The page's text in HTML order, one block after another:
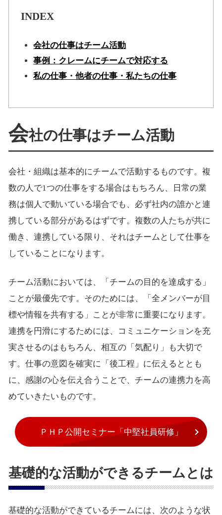
INDEX
会社の仕事はチーム活動
事例：クレームにチームで対応する
私の仕事・他者の仕事・私たちの仕事
会社の仕事はチーム活動
会社・組織は基本的にチームで活動するものです。複
数の人で1つの仕事をする場合はもちろん、日常の業
務は個人で動いている場合でも、必ず社内の誰かと連
携している部分があるはずです。複数の人たちが共に
働き、連携している限り、それはチームとして仕事を
していることになります。
チーム活動においては、「チームの目的を達成する」
ことが最優先です。そのためには、「全メンバーが目
標や情報を共有する」ことが非常に重要になります。
連携を円滑にするためには、コミュニケーションを充
実させるのはもちろん、相互の「気配り」も大切で
す。仕事の意図を確実に「後工程」に伝えるととも
に、感謝の心を伝え合うことで、チームの連携力を高
めていきたいものです。
ＰＨＰ公開セミナー「中堅社員研修」
基礎的な活動ができるチームとは
基礎的な活動ができているチームには、次のような状